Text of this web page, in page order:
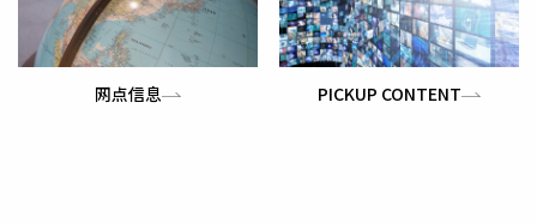
网点信息 PICKUP CONTENT